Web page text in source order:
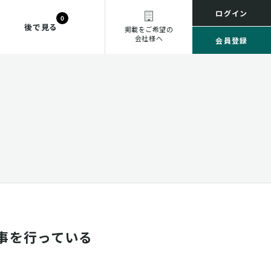
後で見る
0
掲載をご希望の
会社様へ
ログイン
会員登録
を行っている